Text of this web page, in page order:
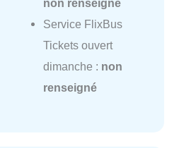
non renseigné
Service FlixBus
Tickets ouvert
dimanche : non
renseigné